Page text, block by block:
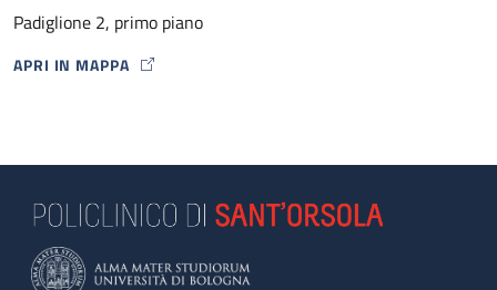
Padiglione 2, primo piano
APRI IN MAPPA
MAP ICON